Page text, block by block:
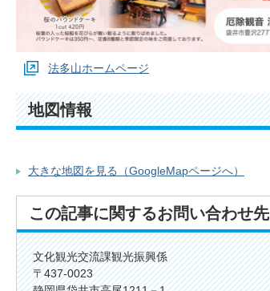
法多山ホームページ
地図情報
大きな地図を見る（GoogleMapページへ）
この記事に関するお問い合わせ先
文化観光交流課観光振興係
〒437-0023